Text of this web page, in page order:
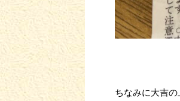
ちなみに大吉の